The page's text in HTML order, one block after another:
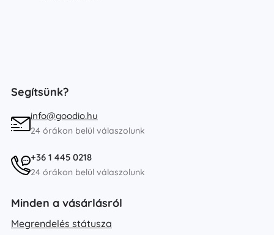
Segítsünk?
info@goodio.hu
24 órákon belül válaszolunk
+36 1 445 0218
24 órákon belül válaszolunk
Minden a vásárlásról
Megrendelés státusza